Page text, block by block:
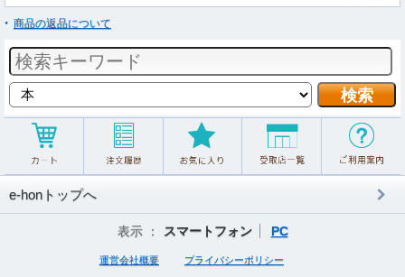
商品の返品について
e-honトップへ
表示 ： スマートフォン PC
運営会社概要 プライバシーポリシー